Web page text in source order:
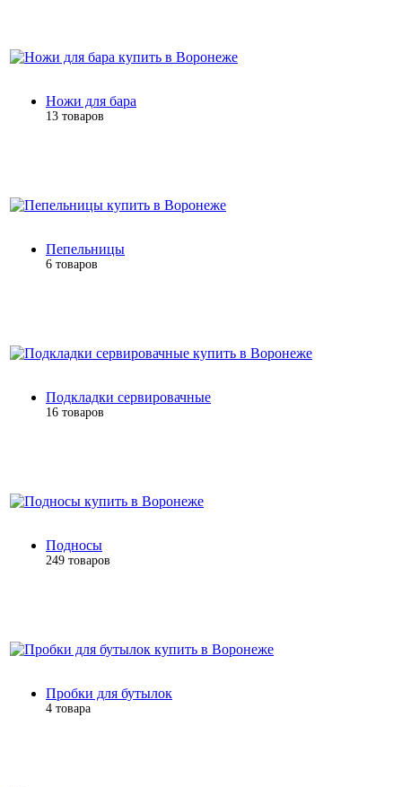
Ножи для бара
13 товаров
Пепельницы
6 товаров
Подкладки сервировачные
16 товаров
Подносы
249 товаров
Пробки для бутылок
4 товара